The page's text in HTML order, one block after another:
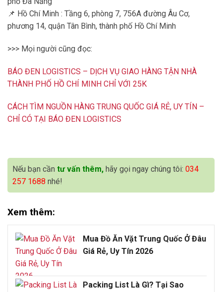
📌 Hồ Chí Minh : Tầng 6, phòng 7, 756A đường Âu Cơ,
phương 14, quận Tân Bình, thành phố Hồ Chí Minh
>>> Mọi người cũng đọc:
BÁO ĐEN LOGISTICS – DỊCH VỤ GIAO HÀNG TẬN NHÀ
THÀNH PHỐ HỒ CHÍ MINH CHỈ VỚI 25K
CÁCH TÌM NGUỒN HÀNG TRUNG QUỐC GIÁ RẺ, UY TÍN –
CHỈ CÓ TẠI BÁO ĐEN LOGISTICS
Nếu bạn cần tư vấn thêm, hãy gọi ngay chúng tôi: 034
257 1688 nhé!
Xem thêm:
Mua Đồ Ăn Vặt Trung Quốc Ở Đâu
Giá Rẻ, Uy Tín 2026
Packing List Là Gì? Tại Sao